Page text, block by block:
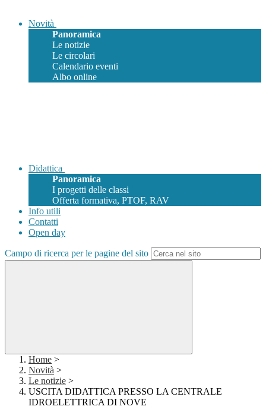
Novità
Panoramica
Le notizie
Le circolari
Calendario eventi
Albo online
Didattica
Panoramica
I progetti delle classi
Offerta formativa, PTOF, RAV
Info utili
Contatti
Open day
Campo di ricerca per le pagine del sito
Home >
Novità >
Le notizie >
USCITA DIDATTICA PRESSO LA CENTRALE
IDROELETTRICA DI NOVE